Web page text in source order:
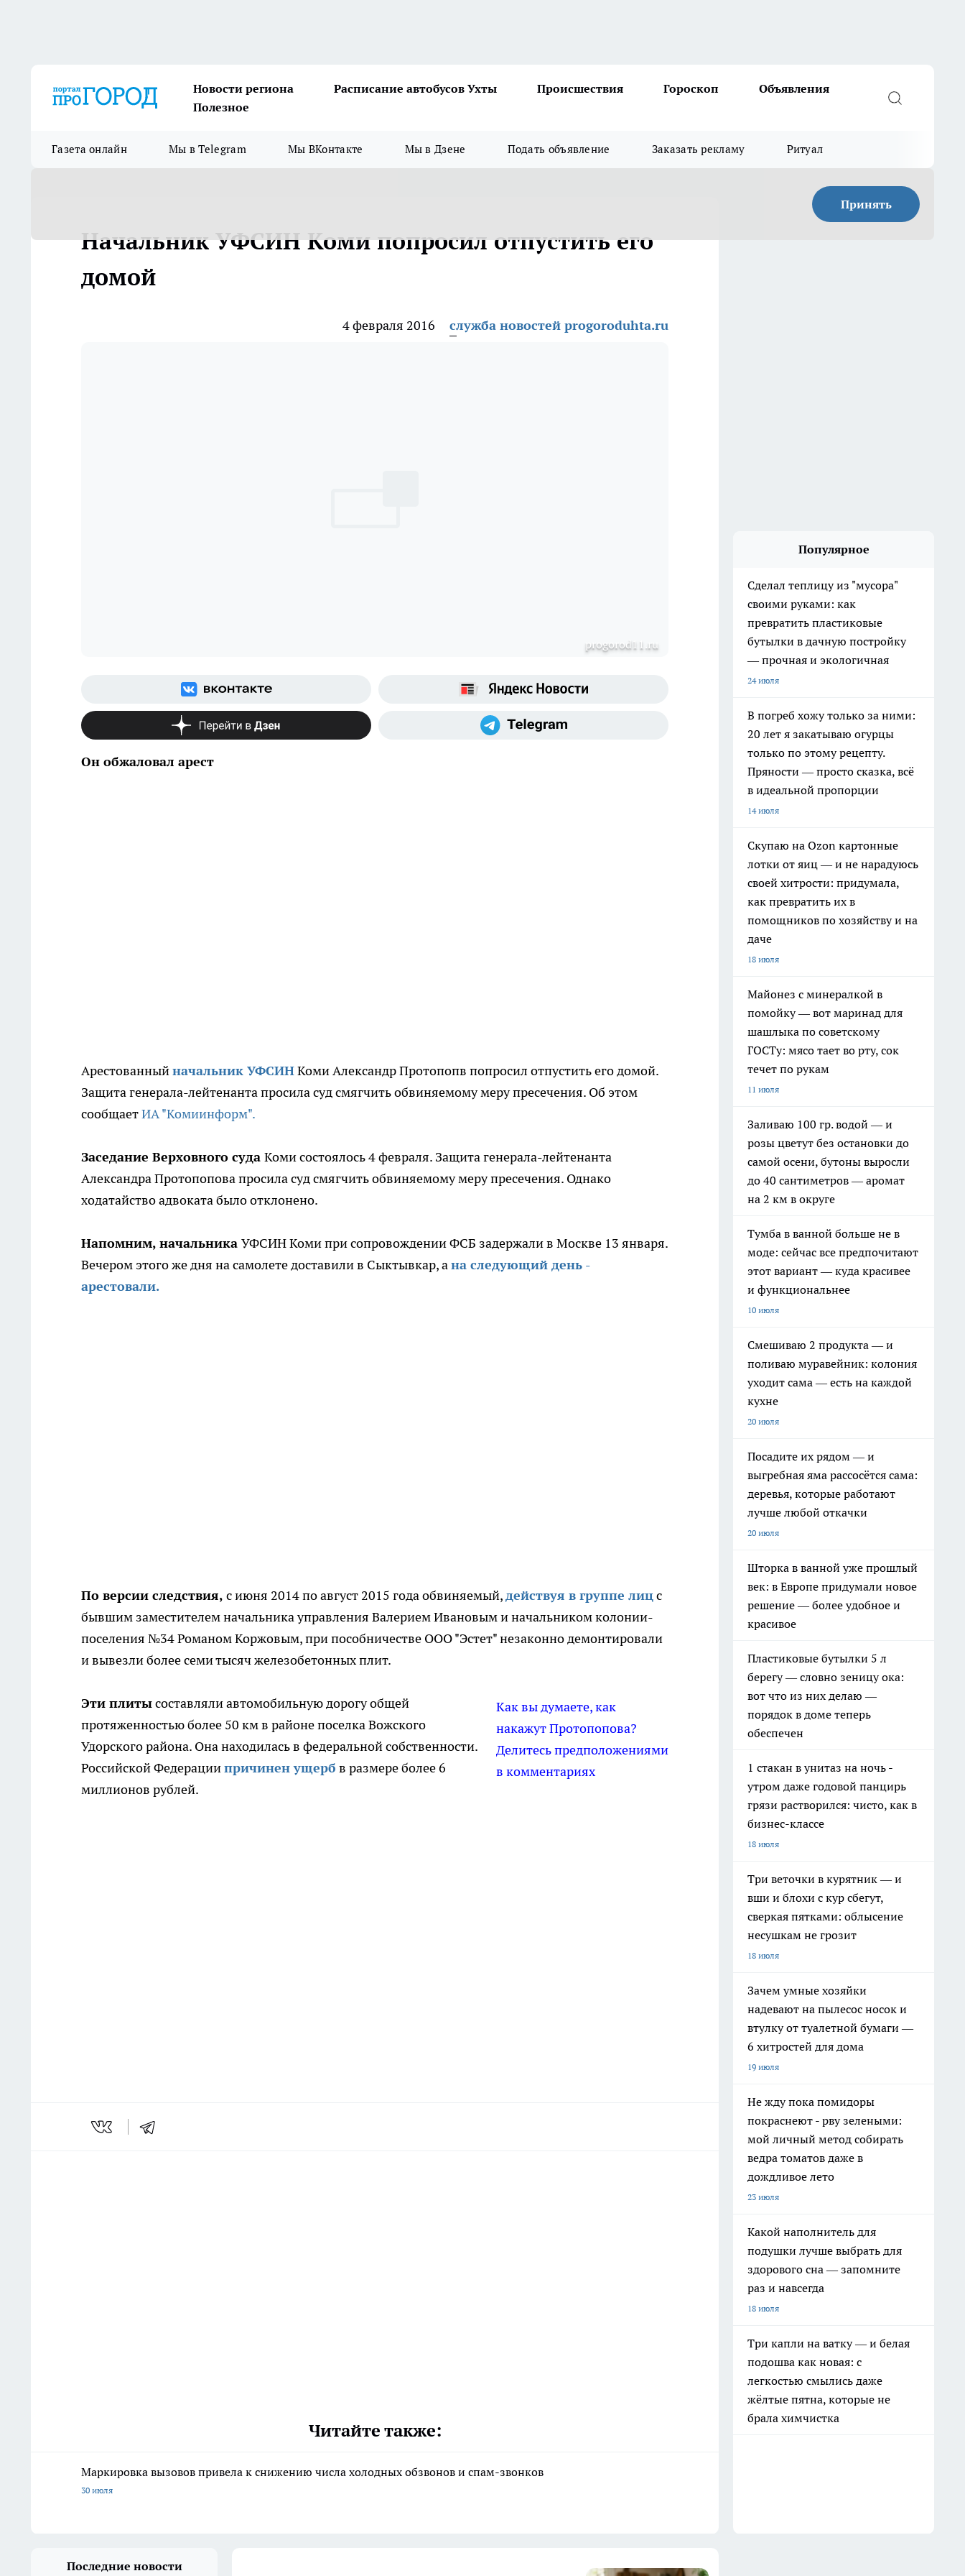
Новости региона Расписание автобусов Ухты Происшествия Гороскоп
Объявления
Полезное
Газета онлайн Мы в Telegram Мы ВКонтакте Мы в Дзене Подать объявление Заказать рекламу Ритуал
Принять
Начальник УФСИН Коми попросил отпустить его
домой
4 февраля 2016 служба новостей progoroduhta.ru
progorod11.ru
Он обжаловал арест
Арестованныйначальник УФСИНКоми Александр Протопопв попросил отпустить его домой.
Защита генерала-лейтенанта просила суд смягчить обвиняемому меру пресечения. Об этом
сообщаетИА "Комиинформ".
Заседание Верховного суда Коми состоялось 4 февраля. Защита генерала-лейтенанта
Александра Протопопова просила суд смягчить обвиняемому меру пресечения. Однако
ходатайство адвоката было отклонено.
Напомним, начальника УФСИН Коми при сопровождении ФСБ задержали в Москве 13 января.
Вечером этого же дня на самолете доставили в Сыктывкар, ана следующий день -
арестовали.
По версии следствия, с июня 2014 по август 2015 года обвиняемый,действуя в группе лицс
бывшим заместителем начальника управления Валерием Ивановым и начальником колонии-
поселения №34 Романом Коржовым, при пособничестве ООО "Эстет" незаконно демонтировали
и вывезли более семи тысяч железобетонных плит.
Как вы думаете, как
накажут Протопопова?
Делитесь предположениями
в комментариях
Эти плитысоставляли автомобильную дорогу общей
протяженностью более 50 км в районе поселка Вожского
Удорского района. Она находилась в федеральной собственности.
Российской Федерациипричинен ущерб в размере более 6
миллионов рублей.
Читайте также:
Маркировка вызовов привела к снижению числа холодных обзвонов и спам-звонков
30 июля
Популярное
Сделал теплицу из "мусора"
своими руками: как
превратить пластиковые
бутылки в дачную постройку
— прочная и экологичная
24 июля
В погреб хожу только за ними:
20 лет я закатываю огурцы
только по этому рецепту.
Пряности — просто сказка, всё
в идеальной пропорции
14 июля
Скупаю на Ozon картонные
лотки от яиц — и не нарадуюсь
своей хитрости: придумала,
как превратить их в
помощников по хозяйству и на
даче
18 июля
Майонез с минералкой в
помойку — вот маринад для
шашлыка по советскому
ГОСТу: мясо тает во рту, сок
течет по рукам
11 июля
Заливаю 100 гр. водой — и
розы цветут без остановки до
самой осени, бутоны выросли
до 40 сантиметров — аромат
на 2 км в округе
Тумба в ванной больше не в
моде: сейчас все предпочитают
этот вариант — куда красивее
и функциональнее
10 июля
Смешиваю 2 продукта — и
поливаю муравейник: колония
уходит сама — есть на каждой
кухне
20 июля
Посадите их рядом — и
выгребная яма рассосётся сама:
деревья, которые работают
лучше любой откачки
20 июля
Шторка в ванной уже прошлый
век: в Европе придумали новое
решение — более удобное и
красивое
Пластиковые бутылки 5 л
берегу — словно зеницу ока:
вот что из них делаю —
порядок в доме теперь
обеспечен
1 стакан в унитаз на ночь -
утром даже годовой панцирь
грязи растворился: чисто, как в
бизнес-классе
18 июля
Три веточки в курятник — и
вши и блохи с кур сбегут,
сверкая пятками: облысение
несушкам не грозит
18 июля
Зачем умные хозяйки
надевают на пылесос носок и
втулку от туалетной бумаги —
6 хитростей для дома
19 июля
Не жду пока помидоры
покраснеют - рву зелеными:
мой личный метод собирать
ведра томатов даже в
дождливое лето
23 июля
Какой наполнитель для
подушки лучше выбрать для
здорового сна — запомните
раз и навсегда
18 июля
Три капли на ватку — и белая
подошва как новая: с
легкостью смылись даже
жёлтые пятна, которые не
брала химчистка
Последние новости